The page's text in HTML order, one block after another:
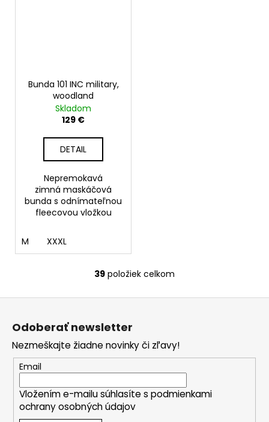
Bunda 101 INC military,
woodland
Skladom
129 €
DETAIL
Nepremokavá
zimná maskáčová
bunda s odnímateľnou
fleecovou vložkou
M XXXL
O
v
a
c
i
e
p
r
39 položiek celkom
Odoberať newsletter
Nezmeškajte žiadne novinky či zľavy!
Email
Vložením e-mailu súhlasíte s podmienkami
ochrany osobných údajov